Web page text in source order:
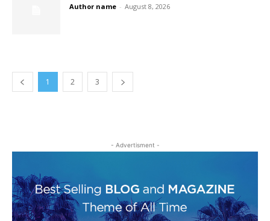
Author name - August 8, 2026
1 2 3
- Advertisment -